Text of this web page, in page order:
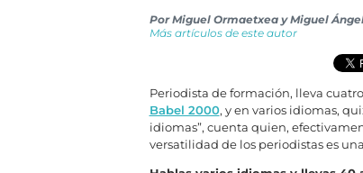
PorMiguel Ormaetxea y Miguel
Más artículos de este autor
Periodista de formación, lleva
Babel 2000, y en varios idiomas,
idiomas”, cuenta quien,
versatilidad de los periodistas es